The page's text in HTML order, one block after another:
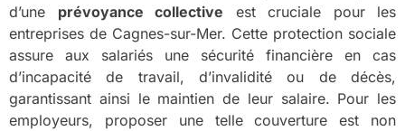
d’une prévoyance collective est cruciale pour les
entreprises de Cagnes-sur-Mer. Cette protection sociale
assure aux salariés une sécurité financière en cas
d’incapacité de travail, d’invalidité ou de décès,
garantissant ainsi le maintien de leur salaire. Pour les
employeurs, proposer une telle couverture est non